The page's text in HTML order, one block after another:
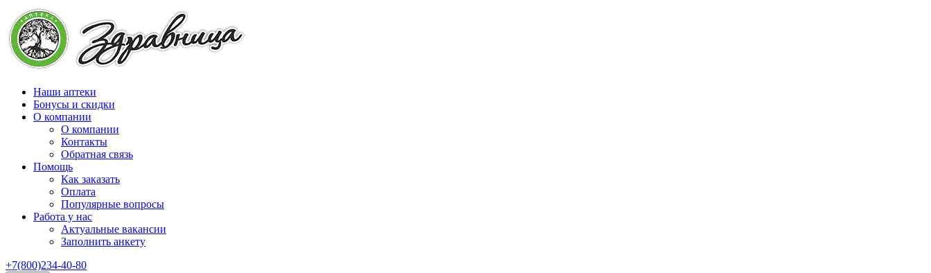
Наши аптеки
Бонусы и скидки
О компании
О компании
Контакты
Обратная связь
Помощь
Как заказать
Оплата
Популярные вопросы
Работа у нас
Актуальные вакансии
Заполнить анкету
+7(800)234-40-80